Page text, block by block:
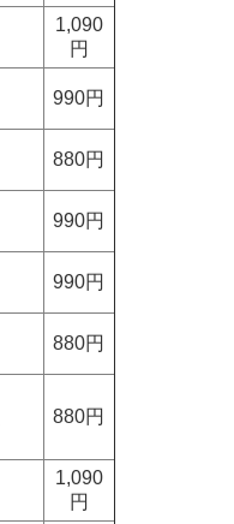
1,090
円
990円
880円
990円
990円
880円
880円
1,090
円